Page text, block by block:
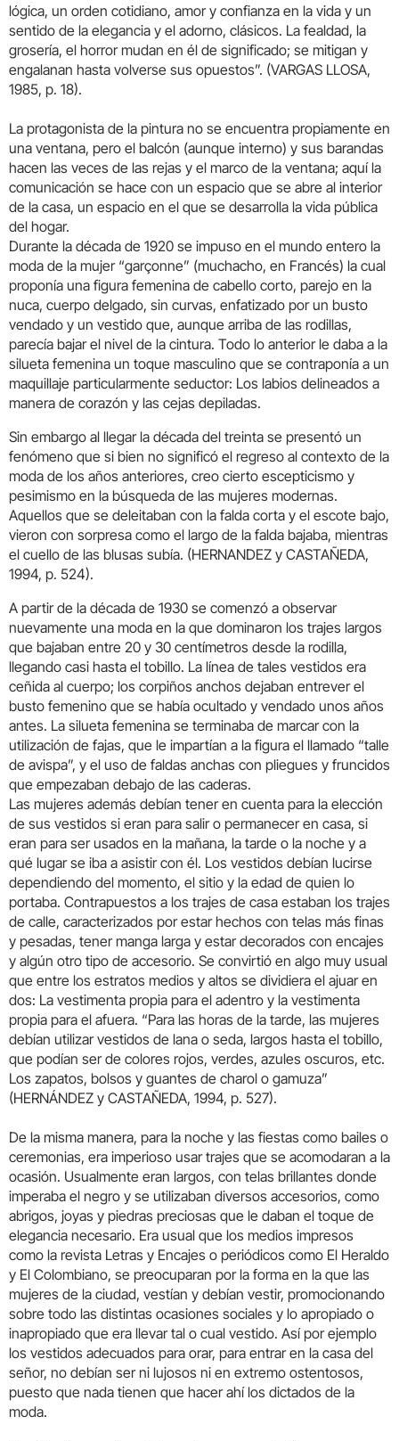
lógica, un orden cotidiano, amor y confianza en la vida y un
sentido de la elegancia y el adorno, clásicos. La fealdad, la
grosería, el horror mudan en él de significado; se mitigan y
engalanan hasta volverse sus opuestos”. (VARGAS LLOSA,
1985, p. 18).
La protagonista de la pintura no se encuentra propiamente en
una ventana, pero el balcón (aunque interno) y sus barandas
hacen las veces de las rejas y el marco de la ventana; aquí la
comunicación se hace con un espacio que se abre al interior
de la casa, un espacio en el que se desarrolla la vida pública
del hogar.
Durante la década de 1920 se impuso en el mundo entero la
moda de la mujer “garçonne” (muchacho, en Francés) la cual
proponía una figura femenina de cabello corto, parejo en la
nuca, cuerpo delgado, sin curvas, enfatizado por un busto
vendado y un vestido que, aunque arriba de las rodillas,
parecía bajar el nivel de la cintura. Todo lo anterior le daba a la
silueta femenina un toque masculino que se contraponía a un
maquillaje particularmente seductor: Los labios delineados a
manera de corazón y las cejas depiladas.
Sin embargo al llegar la década del treinta se presentó un
fenómeno que si bien no significó el regreso al contexto de la
moda de los años anteriores, creo cierto escepticismo y
pesimismo en la búsqueda de las mujeres modernas.
Aquellos que se deleitaban con la falda corta y el escote bajo,
vieron con sorpresa como el largo de la falda bajaba, mientras
el cuello de las blusas subía. (HERNANDEZ y CASTAÑEDA,
1994, p. 524).
A partir de la década de 1930 se comenzó a observar
nuevamente una moda en la que dominaron los trajes largos
que bajaban entre 20 y 30 centímetros desde la rodilla,
llegando casi hasta el tobillo. La línea de tales vestidos era
ceñida al cuerpo; los corpiños anchos dejaban entrever el
busto femenino que se había ocultado y vendado unos años
antes. La silueta femenina se terminaba de marcar con la
utilización de fajas, que le impartían a la figura el llamado “talle
de avispa”, y el uso de faldas anchas con pliegues y fruncidos
que empezaban debajo de las caderas.
Las mujeres además debían tener en cuenta para la elección
de sus vestidos si eran para salir o permanecer en casa, si
eran para ser usados en la mañana, la tarde o la noche y a
qué lugar se iba a asistir con él. Los vestidos debían lucirse
dependiendo del momento, el sitio y la edad de quien lo
portaba. Contrapuestos a los trajes de casa estaban los trajes
de calle, caracterizados por estar hechos con telas más finas
y pesadas, tener manga larga y estar decorados con encajes
y algún otro tipo de accesorio. Se convirtió en algo muy usual
que entre los estratos medios y altos se dividiera el ajuar en
dos: La vestimenta propia para el adentro y la vestimenta
propia para el afuera. “Para las horas de la tarde, las mujeres
debían utilizar vestidos de lana o seda, largos hasta el tobillo,
que podían ser de colores rojos, verdes, azules oscuros, etc.
Los zapatos, bolsos y guantes de charol o gamuza”
(HERNÁNDEZ y CASTAÑEDA, 1994, p. 527).
De la misma manera, para la noche y las fiestas como bailes o
ceremonias, era imperioso usar trajes que se acomodaran a la
ocasión. Usualmente eran largos, con telas brillantes donde
imperaba el negro y se utilizaban diversos accesorios, como
abrigos, joyas y piedras preciosas que le daban el toque de
elegancia necesario. Era usual que los medios impresos
como la revista Letras y Encajes o periódicos como El Heraldo
y El Colombiano, se preocuparan por la forma en la que las
mujeres de la ciudad, vestían y debían vestir, promocionando
sobre todo las distintas ocasiones sociales y lo apropiado o
inapropiado que era llevar tal o cual vestido. Así por ejemplo
los vestidos adecuados para orar, para entrar en la casa del
señor, no debían ser ni lujosos ni en extremo ostentosos,
puesto que nada tienen que hacer ahí los dictados de la
moda.